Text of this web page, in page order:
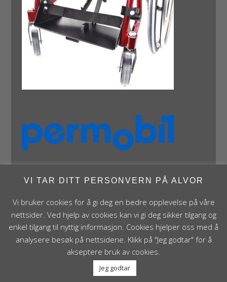
Panthera Norge AS • Røykenveien 142A • NO - 1386
Asker • Norge • post@panthera.no • Tlf: 90 24 55 55 •
Org.nr. NO 995 824 841 MVA Foretaksregisteret
VI TAR DITT PERSONVERN PÅ ALVOR
Vi bruker cookies for å gi deg en bedre opplevelse på våre
nettsider. Ved hjelp av cookies kan vi gi deg sikker tilgang og
enkel tilgang til nyttig informasjon. Cookies hjelper oss med å
analysere besøk på nettsidene. Klikk på "Jeg godtar" for å
akseptere bruk av cookies.
Jeg godtar